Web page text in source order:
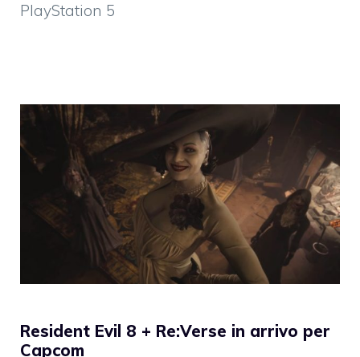
PlayStation 5
Resident Evil 8 + Re:Verse in arrivo per
Capcom